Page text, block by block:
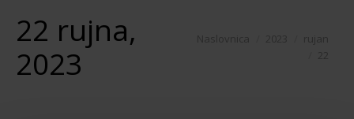
22 rujna,
2023